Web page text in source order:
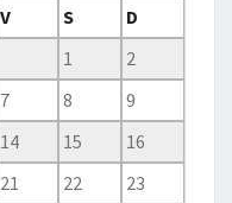
V S
D
1
2
7 8
9
14 15
16
21 22
23